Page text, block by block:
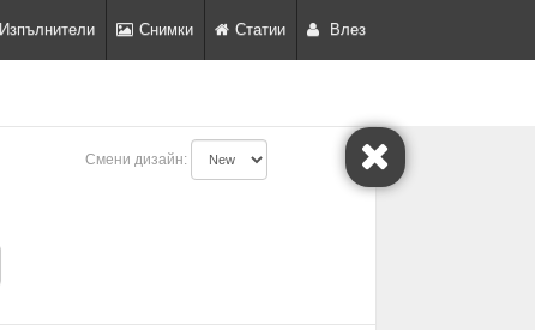
Изпълнители Снимки Статии Влез
Смени дизайн: